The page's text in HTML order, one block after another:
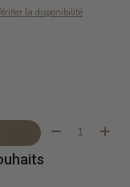
la disponibilité
Quantité: